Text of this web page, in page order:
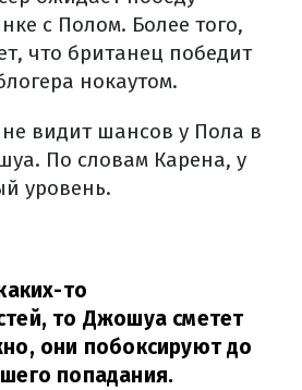
с Полом. Более того,
что британец победит
нокаутом.
видит шансов у Пола в
По словам Карена, у
уровень.
то
то Джошуа сметет
они побоксируют до
попадания.